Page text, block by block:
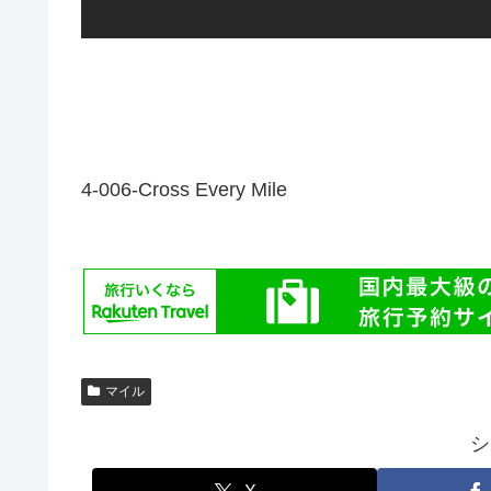
4-006-Cross Every Mile
マイル